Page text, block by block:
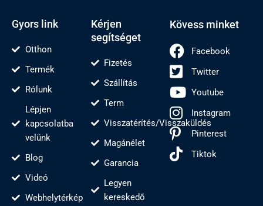
Gyors link
Otthon
Termék
Rólunk
Lépjen
kapcsolatba
velünk
Blog
Videó
Webhelytérkép
Kérjen
segítséget
Fizetés
Szállítás
Term
Visszatérítés/Visszaküldés
Magánélet
Garancia
Legyen
kereskedő
Kövess minket
Facebook
Twitter
Youtube
Instagram
Pinterest
Tiktok